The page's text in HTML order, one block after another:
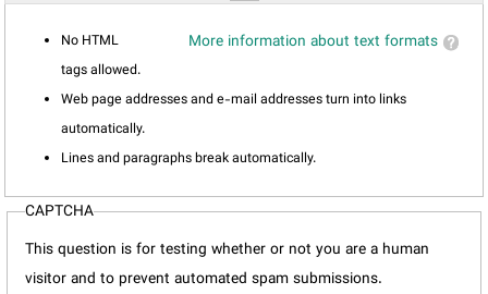
More information about text formats
No HTML
tags allowed.
Web page addresses and e-mail addresses turn into links
automatically.
Lines and paragraphs break automatically.
CAPTCHA
This question is for testing whether or not you are a human
visitor and to prevent automated spam submissions.